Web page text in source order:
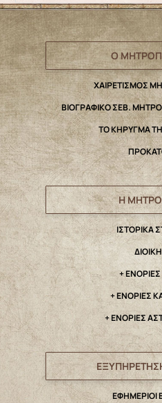
Ο
ΧΑΙΡΕΤΙΣΜΟΣ
ΒΙΟΓΡΑΦΙΚΟ ΣΕΒ.
ΤΟ ΚΗΡΥΓΜΑ
Η
IΣΤΟΡΙΚΑ
+
+ ΕΝΟΡΙΕΣ
+ ΕΝΟΡΙΕΣ
ΕΦΗΜΕΡΙΟΙ